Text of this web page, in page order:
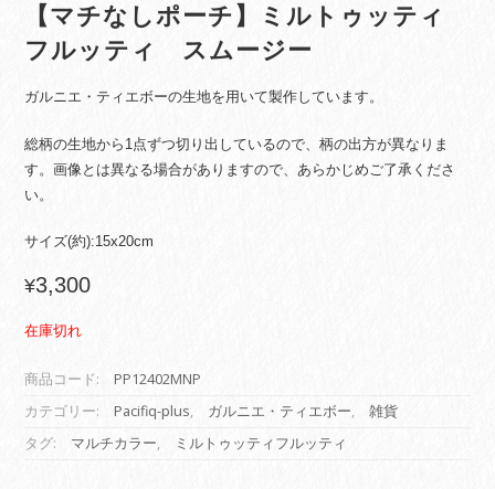
【マチなしポーチ】ミルトゥッティ
フルッティ スムージー
ガルニエ・ティエボーの生地を用いて製作しています。
総柄の生地から1点ずつ切り出しているので、柄の出方が異なりま
す。画像とは異なる場合がありますので、あらかじめご了承くださ
い。
サイズ(約):15x20cm
¥3,300
在庫切れ
商品コード:
PP12402MNP
カテゴリー:
Pacifiq-plus, ガルニエ・ティエボー,
雑貨
タグ:
マルチカラー, ミルトゥッティフルッティ